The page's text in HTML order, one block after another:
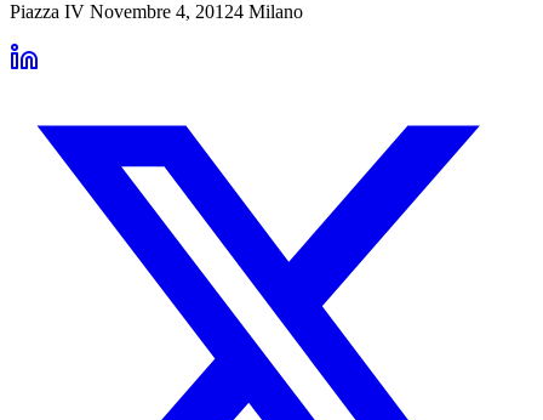
Piazza IV Novembre 4, 20124 Milano